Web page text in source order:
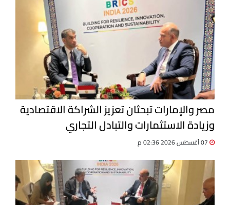
مصر والإمارات تبحثان تعزيز الشراكة الاقتصادية
وزيادة الاستثمارات والتبادل التجاري